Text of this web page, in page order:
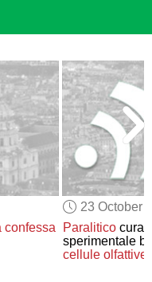
LICENSES
COLORS
confessa
23 October
Paralitico
sperimentale
cellule olfattive